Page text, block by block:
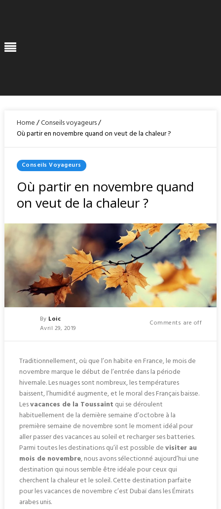
Menu
Home/Conseils voyageurs/
Où partir en novembre quand on veut de la chaleur ?
Posted
In
Conseils Voyageurs
Où partir en novembre quand
on veut de la chaleur ?
Posted
By Loic
Posted
Avril 29, 2019
Comments are off
Traditionnellement, où que l’on habite en France, le mois de
novembre marque le début de l’entrée dans la période
hivernale. Les nuages sont nombreux, les températures
baissent, l’humidité augmente, et le moral des Français baisse.
Lesvacances de la Toussaint qui se déroulent
habituellement de la dernière semaine d’octobre à la
première semaine de novembre sont le moment idéal pour
aller passer des vacances au soleil et recharger ses batteries.
Parmi toutes les destinations qu’il est possible devisiter au
mois de novembre, nous avons sélectionné aujourd’hui une
destination qui nous semble être idéale pour ceux qui
cherchent la chaleur et le soleil. Cette destination parfaite
pour les vacances de novembre c’est Dubaï dans les Émirats
arabes unis.